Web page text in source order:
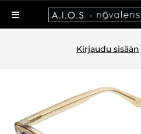
Kirjaudu sisään